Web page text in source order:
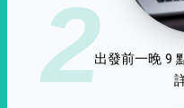
2出發前一晚 9